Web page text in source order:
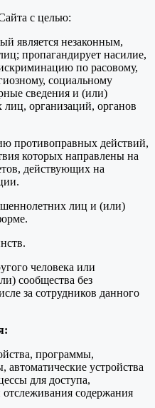
с целью:
является незаконным,
пропагандирует насилие,
по расовому,
социальному
сведения и (или)
лиц, организаций, органов
противоправных действий,
которых направлены на
действующих на
лиц и (или)
человека или
сообщества без
за сотрудников данного
программы,
устройства
для доступа,
содержания